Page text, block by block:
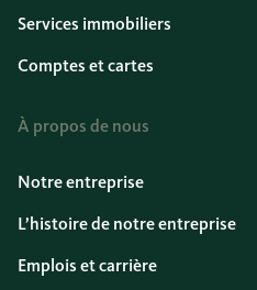
Services immobiliers
Comptes et cartes
À propos de nous
Notre entreprise
L’histoire de notre entreprise
Emplois et carrière